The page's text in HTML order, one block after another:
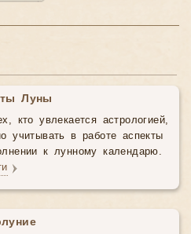
Луны
кто увлекается астрологией,
учитывать в работе аспекты
к лунному календарю.